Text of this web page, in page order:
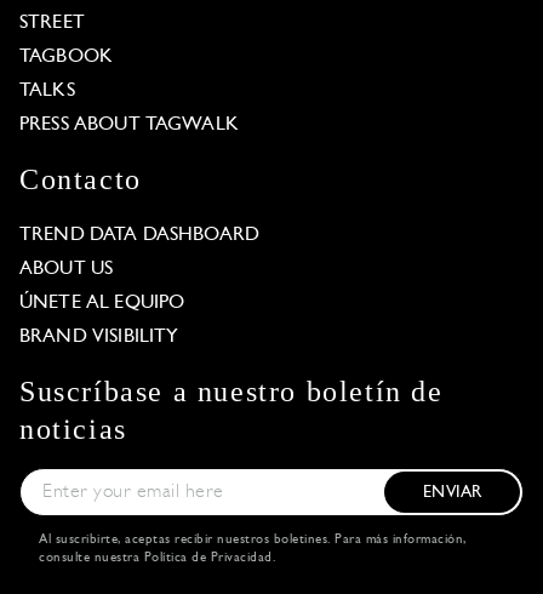
STREET
TAGBOOK
TALKS
PRESS ABOUT TAGWALK
Contacto
TREND DATA DASHBOARD
ABOUT US
ÚNETE AL EQUIPO
BRAND VISIBILITY
Suscríbase a nuestro boletín de
noticias
ENVIAR
Al suscribirte, aceptas recibir nuestros boletines. Para más información,
consulte nuestra Política de Privacidad .